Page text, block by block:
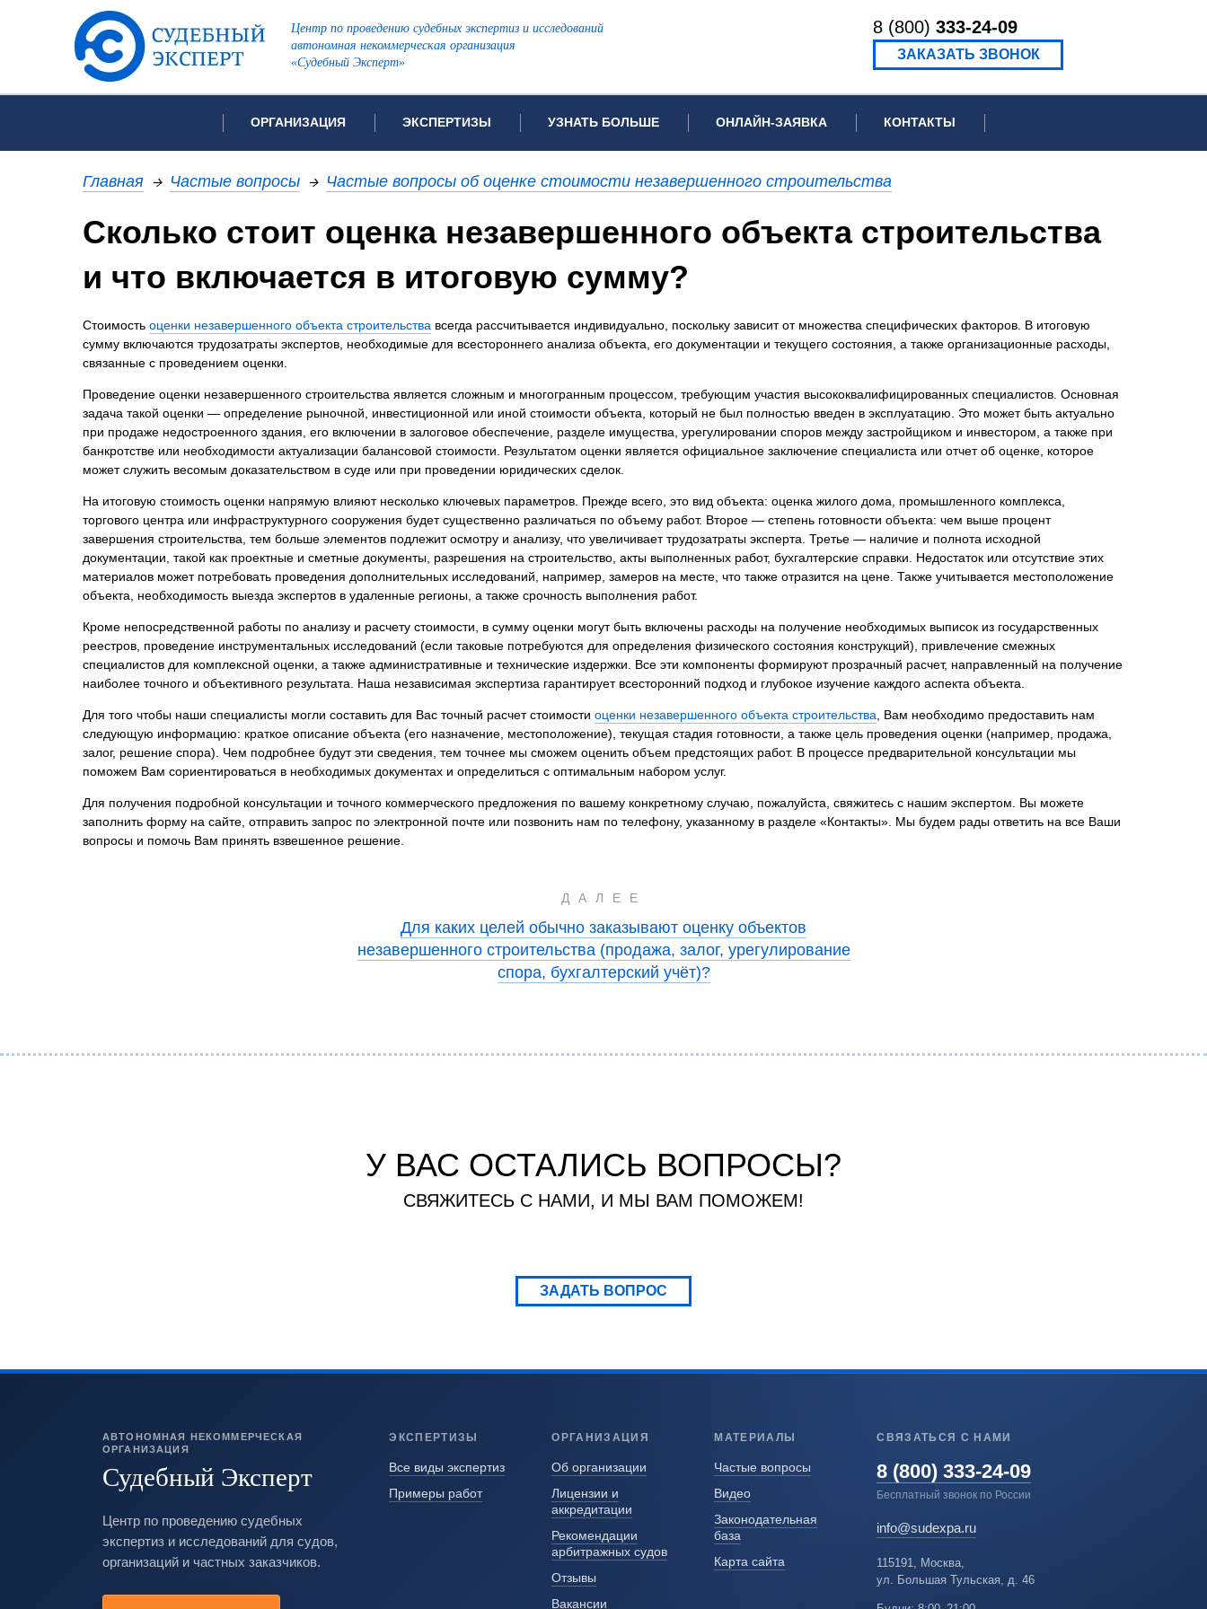
Центр по проведению судебных экспертиз и исследований
автономная некоммерческая организация
«Судебный Эксперт»
8 (800) 333-24-09
ЗАКАЗАТЬ ЗВОНОК
ОРГАНИЗАЦИЯ
Об организации
Рекомендации арбитражных судов
Для СМИ
Политика конфиденциальности
ЭКСПЕРТИЗЫ
Список всех видов проводимых экспертиз
Автороведческая экспертиза
Видеотехническая экспертиза
Генетическая экспертиза
Лингвистическая экспертиза
Медицинская экспертиза
Почерковедческая экспертиза
Психиатрическая экспертиза
Психологическая экспертиза
Рецензия на экспертное заключение
Строительная экспертиза
Фоноскопическая экспертиза
Химическая экспертиза
УЗНАТЬ БОЛЬШЕ
Примеры выполненных экспертиз
Частые вопросы
Законодательная база
ОНЛАЙН-ЗАЯВКА
Заявка на информационное письмо для суда
Заявка на проведение рецензии
КОНТАКТЫ
Главная → Частые вопросы → Частые вопросы об оценке стоимости незавершенного строительства
Сколько стоит оценка незавершенного объекта строительства
и что включается в итоговую сумму?
Стоимость оценки незавершенного объекта строительства всегда рассчитывается индивидуально, поскольку зависит от множества специфических факторов. В итоговую
сумму включаются трудозатраты экспертов, необходимые для всестороннего анализа объекта, его документации и текущего состояния, а также организационные расходы,
связанные с проведением оценки.
Проведение оценки незавершенного строительства является сложным и многогранным процессом, требующим участия высококвалифицированных специалистов. Основная
задача такой оценки — определение рыночной, инвестиционной или иной стоимости объекта, который не был полностью введен в эксплуатацию. Это может быть актуально
при продаже недостроенного здания, его включении в залоговое обеспечение, разделе имущества, урегулировании споров между застройщиком и инвестором, а также при
банкротстве или необходимости актуализации балансовой стоимости. Результатом оценки является официальное заключение специалиста или отчет об оценке, которое
может служить весомым доказательством в суде или при проведении юридических сделок.
На итоговую стоимость оценки напрямую влияют несколько ключевых параметров. Прежде всего, это вид объекта: оценка жилого дома, промышленного комплекса,
торгового центра или инфраструктурного сооружения будет существенно различаться по объему работ. Второе — степень готовности объекта: чем выше процент
завершения строительства, тем больше элементов подлежит осмотру и анализу, что увеличивает трудозатраты эксперта. Третье — наличие и полнота исходной
документации, такой как проектные и сметные документы, разрешения на строительство, акты выполненных работ, бухгалтерские справки. Недостаток или отсутствие этих
материалов может потребовать проведения дополнительных исследований, например, замеров на месте, что также отразится на цене. Также учитывается местоположение
объекта, необходимость выезда экспертов в удаленные регионы, а также срочность выполнения работ.
Кроме непосредственной работы по анализу и расчету стоимости, в сумму оценки могут быть включены расходы на получение необходимых выписок из государственных
реестров, проведение инструментальных исследований (если таковые потребуются для определения физического состояния конструкций), привлечение смежных
специалистов для комплексной оценки, а также административные и технические издержки. Все эти компоненты формируют прозрачный расчет, направленный на получение
наиболее точного и объективного результата. Наша независимая экспертиза гарантирует всесторонний подход и глубокое изучение каждого аспекта объекта.
Для того чтобы наши специалисты могли составить для Вас точный расчет стоимости оценки незавершенного объекта строительства , Вам необходимо предоставить нам
следующую информацию: краткое описание объекта (его назначение, местоположение), текущая стадия готовности, а также цель проведения оценки (например, продажа,
залог, решение спора). Чем подробнее будут эти сведения, тем точнее мы сможем оценить объем предстоящих работ. В процессе предварительной консультации мы
поможем Вам сориентироваться в необходимых документах и определиться с оптимальным набором услуг.
Для получения подробной консультации и точного коммерческого предложения по вашему конкретному случаю, пожалуйста, свяжитесь с нашим экспертом. Вы можете
заполнить форму на сайте, отправить запрос по электронной почте или позвонить нам по телефону, указанному в разделе «Контакты». Мы будем рады ответить на все Ваши
вопросы и помочь Вам принять взвешенное решение.
ДАЛЕЕ
Для каких целей обычно заказывают оценку объектов
незавершенного строительства (продажа, залог, урегулирование
спора, бухгалтерский учёт)?
У ВАС ОСТАЛИСЬ ВОПРОСЫ?
СВЯЖИТЕСЬ С НАМИ, И МЫ ВАМ ПОМОЖЕМ!
ЗАДАТЬ ВОПРОС
АВТОНОМНАЯ НЕКОММЕРЧЕСКАЯ
ОРГАНИЗАЦИЯ
Судебный Эксперт
Центр по проведению судебных
экспертиз и исследований для судов,
организаций и частных заказчиков.
ЭКСПЕРТИЗЫ
Все виды экспертиз
Примеры работ
ОРГАНИЗАЦИЯ
Об организации
Лицензии и
аккредитации
Рекомендации
арбитражных судов
Отзывы
Вакансии
МАТЕРИАЛЫ
Частые вопросы
Видео
Законодательная
база
Карта сайта
СВЯЗАТЬСЯ С НАМИ
8 (800) 333-24-09
Бесплатный звонок по России
info@sudexpa.ru
115191, Москва,
ул. Большая Тульская, д. 46